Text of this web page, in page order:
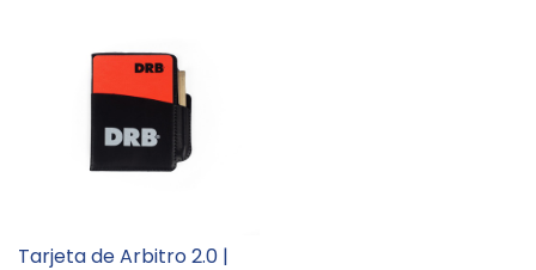
Tarjeta de Arbitro 2.0 |